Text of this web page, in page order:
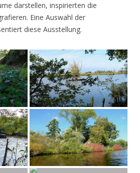
darstellen, inspirierten die
Eine Auswahl der
diese Ausstellung.